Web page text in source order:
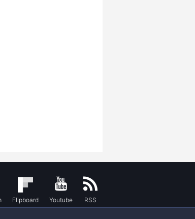
Flipboard Youtube RSS